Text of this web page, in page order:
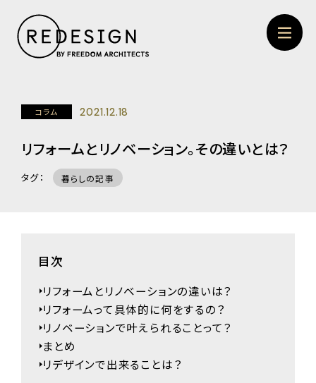
コラム 2021.12.18
リフォームとリノベーション。その違いとは？
タグ： 暮らしの記事
目次
リフォームとリノベーションの違いは？
リフォームって具体的に何をするの？
リノベーションで叶えられることって？
まとめ
リデザインで出来ることは？